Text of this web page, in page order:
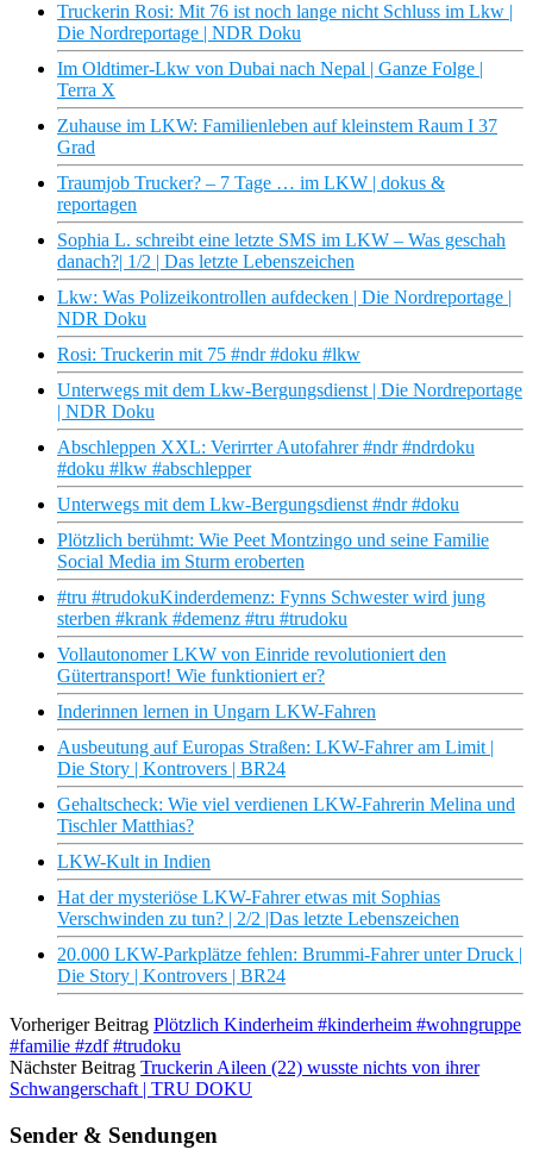
Truckerin Rosi: Mit 76 ist noch lange nicht Schluss im Lkw |
Die Nordreportage | NDR Doku
Im Oldtimer-Lkw von Dubai nach Nepal | Ganze Folge |
Terra X
Zuhause im LKW: Familienleben auf kleinstem Raum I 37
Grad
Traumjob Trucker? – 7 Tage … im LKW | dokus &
reportagen
Sophia L. schreibt eine letzte SMS im LKW – Was geschah
danach?| 1/2 | Das letzte Lebenszeichen
Lkw: Was Polizeikontrollen aufdecken | Die Nordreportage |
NDR Doku
Rosi: Truckerin mit 75 #ndr #doku #lkw
Unterwegs mit dem Lkw-Bergungsdienst | Die Nordreportage
| NDR Doku
Abschleppen XXL: Verirrter Autofahrer #ndr #ndrdoku
#doku #lkw #abschlepper
Unterwegs mit dem Lkw-Bergungsdienst #ndr #doku
Plötzlich berühmt: Wie Peet Montzingo und seine Familie
Social Media im Sturm eroberten
#tru #trudokuKinderdemenz: Fynns Schwester wird jung
sterben #krank #demenz #tru #trudoku
Vollautonomer LKW von Einride revolutioniert den
Gütertransport! Wie funktioniert er?
Inderinnen lernen in Ungarn LKW-Fahren
Ausbeutung auf Europas Straßen: LKW-Fahrer am Limit |
Die Story | Kontrovers | BR24
Gehaltscheck: Wie viel verdienen LKW-Fahrerin Melina und
Tischler Matthias?
LKW-Kult in Indien
Hat der mysteriöse LKW-Fahrer etwas mit Sophias
Verschwinden zu tun? | 2/2 |Das letzte Lebenszeichen
20.000 LKW-Parkplätze fehlen: Brummi-Fahrer unter Druck |
Die Story | Kontrovers | BR24
Vorheriger Beitrag Plötzlich Kinderheim #kinderheim #wohngruppe
#familie #zdf #trudoku
Nächster Beitrag Truckerin Aileen (22) wusste nichts von ihrer
Schwangerschaft | TRU DOKU
Sender & Sendungen